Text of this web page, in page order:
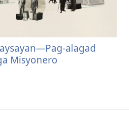
alagad
Misyonero